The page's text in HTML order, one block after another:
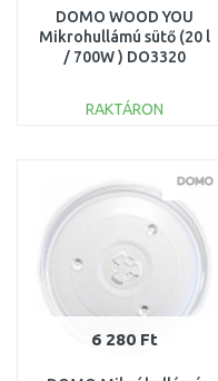
DOMO WOOD YOU
Mikrohullámú sütő (20 l
/ 700W ) DO3320
RAKTÁRON
Összehasonlítás
6 280 Ft